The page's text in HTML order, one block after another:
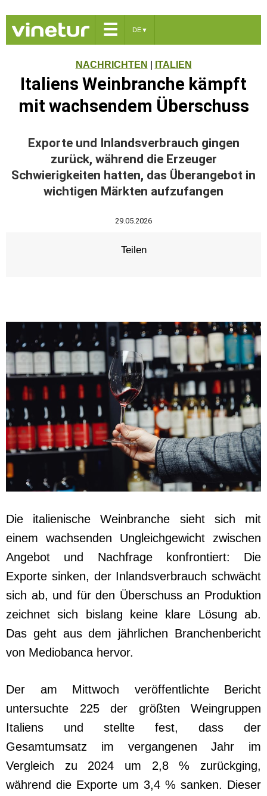
☰ DE▼
NACHRICHTEN ITALIEN
Italiens Weinbranche kämpft
mit wachsendem Überschuss
Exporte und Inlandsverbrauch gingen
zurück, während die Erzeuger
Schwierigkeiten hatten, das Überangebot in
wichtigen Märkten aufzufangen
29.05.2026
Teilen
Die italienische Weinbranche sieht sich mit
einem wachsenden Ungleichgewicht zwischen
Angebot und Nachfrage konfrontiert: Die
Exporte sinken, der Inlandsverbrauch schwächt
sich ab, und für den Überschuss an Produktion
zeichnet sich bislang keine klare Lösung ab.
Das geht aus dem jährlichen Branchenbericht
von Mediobanca hervor.
Der am Mittwoch veröffentlichte Bericht
untersuchte 225 der größten Weingruppen
Italiens und stellte fest, dass der
Gesamtumsatz im vergangenen Jahr im
Vergleich zu 2024 um 2,8 % zurückging,
während die Exporte um 3,4 % sanken. Dieser